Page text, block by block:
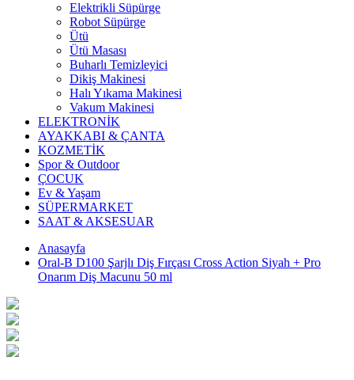
Elektrikli Süpürge
Robot Süpürge
Ütü
Ütü Masası
Buharlı Temizleyici
Dikiş Makinesi
Halı Yıkama Makinesi
Vakum Makinesi
ELEKTRONİK
AYAKKABI & ÇANTA
KOZMETİK
Spor & Outdoor
ÇOCUK
Ev & Yaşam
SÜPERMARKET
SAAT & AKSESUAR
Anasayfa
Oral-B D100 Şarjlı Diş Fırçası Cross Action Siyah + Pro
Onarım Diş Macunu 50 ml